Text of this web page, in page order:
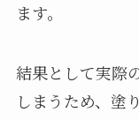
ます。
結果として実際
しまうため、塗